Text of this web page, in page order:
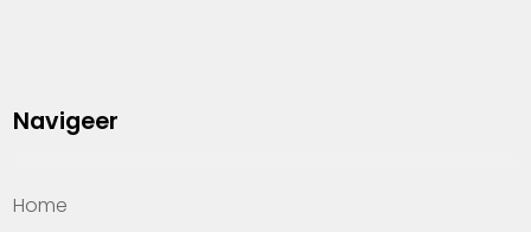
Navigeer
Home